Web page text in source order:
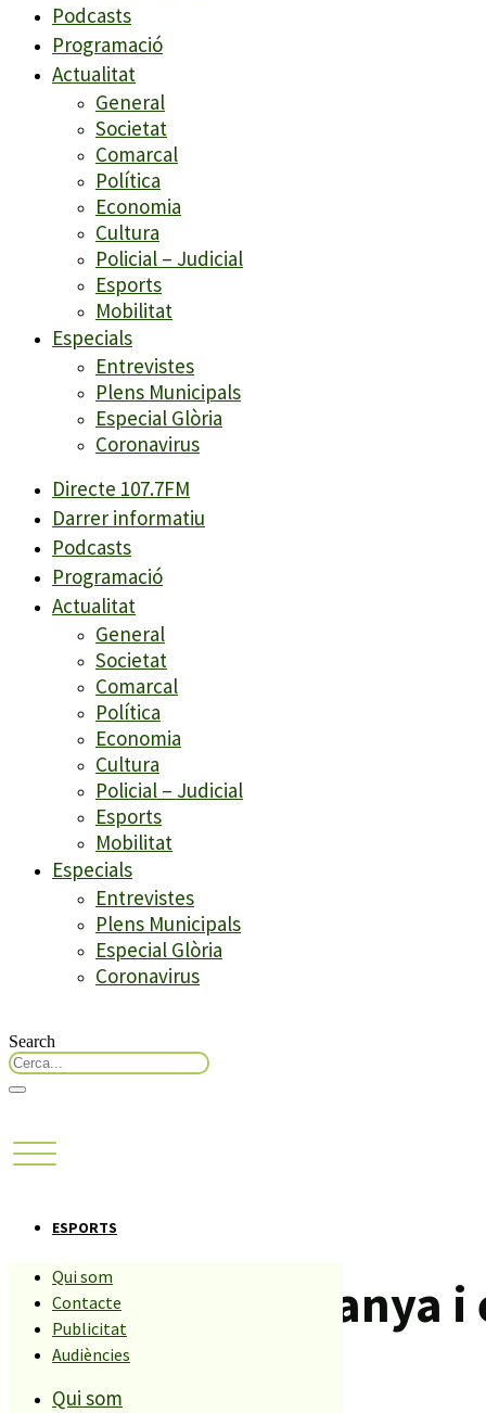
Podcasts
Programació
Actualitat
General
Societat
Comarcal
Política
Economia
Cultura
Policial – Judicial
Esports
Mobilitat
Especials
Entrevistes
Plens Municipals
Especial Glòria
Coronavirus
Directe 107.7FM
Darrer informatiu
Podcasts
Programació
Actualitat
General
Societat
Comarcal
Política
Economia
Cultura
Policial – Judicial
Esports
Mobilitat
Especials
Entrevistes
Plens Municipals
Especial Glòria
Coronavirus
Search
Qui som
Contacte
Publicitat
Audiències
Qui som
ESPORTS
L’amateur A